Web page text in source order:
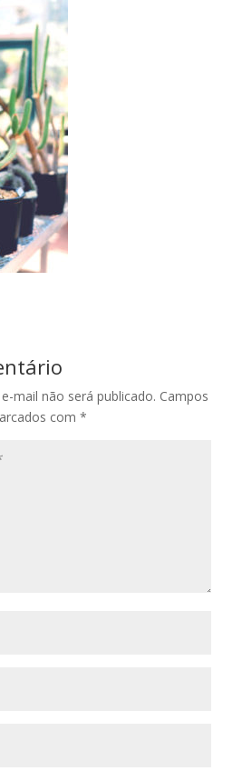
mail não será publicado. Campos
com *